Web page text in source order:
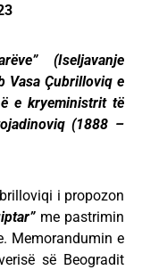
(Iseljavanje
Vasa Çubrilloviq e
e kryeministrit të
(1888 –
i propozon
me pastrimin
Memorandumin e
së Beogradit